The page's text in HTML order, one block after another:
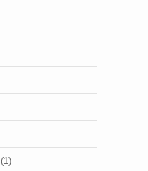
(1)